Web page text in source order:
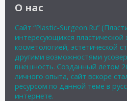
О нас
Сайт “Plastic-Surgeon.Ru”
интересующихся пластической
косметологией, эстетической
другими возможностями
внешность. Созданный летом
личного опыта, сайт вскоре
ресурсом по данной теме в
интернете.